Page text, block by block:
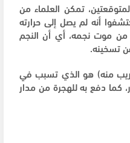
تمكن العلماء من
أنه لم يصل إلى حرارته
من موت نجمه، أي أن النجم
تسخينه.
قريب منه) هو الذي تسبب في
كما دفع به للهجرة من مدار